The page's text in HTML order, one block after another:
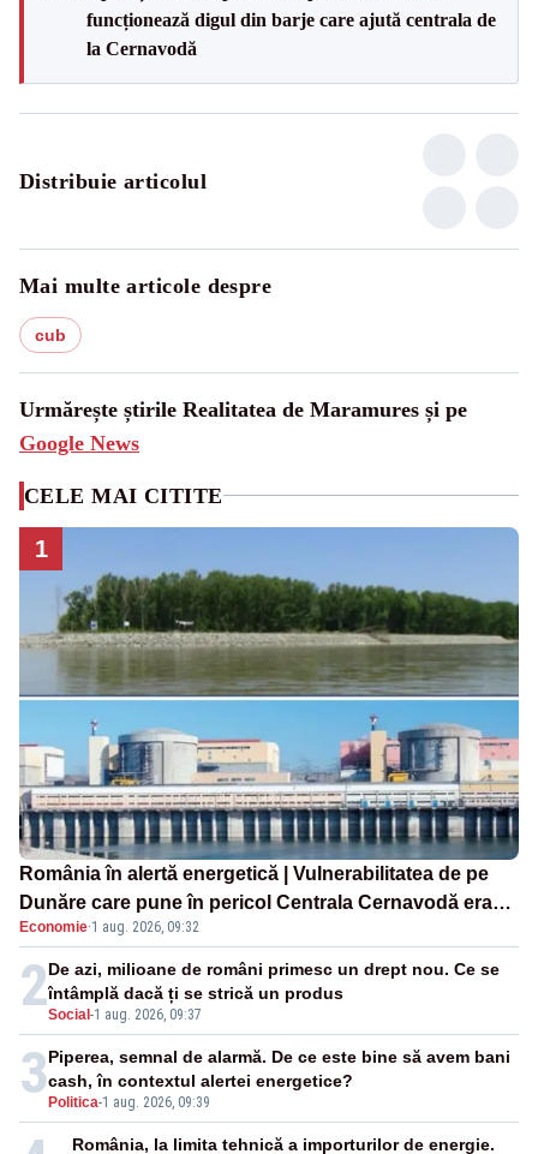
funcționează digul din barje care ajută centrala de
la Cernavodă
Distribuie articolul
Mai multe articole despre
cub
Urmărește știrile Realitatea de Maramures și pe
Google News
CELE MAI CITITE
1
România în alertă energetică | Vulnerabilitatea de pe
Dunăre care pune în pericol Centrala Cernavodă era
cunoscută de pe vremea lui Ceaușescu
Economie·1 aug. 2026, 09:32
2Social -1 aug. 2026, 09:37
De azi, milioane de români primesc un drept nou. Ce se
întâmplă dacă ți se strică un produs
3 Politica-1 aug. 2026, 09:39
Piperea, semnal de alarmă. De ce este bine să avem bani
cash, în contextul alertei energetice?
România, la limita tehnică a importurilor de energie.